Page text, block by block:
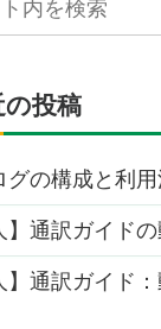
の投稿
グの構成と利
】通訳ガイド
】通訳ガイド